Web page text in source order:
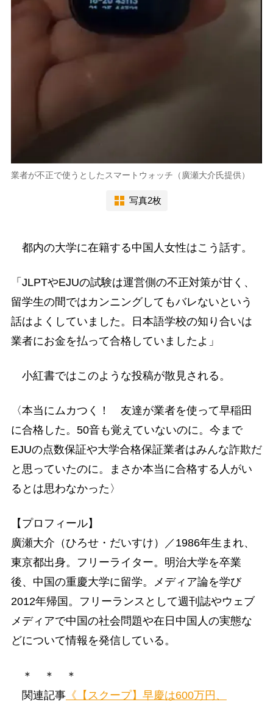
業者が不正で使うとしたスマートウォッチ（廣瀬大介氏提供）
写真2枚
都内の大学に在籍する中国人女性はこう話す。
「JLPTやEJUの試験は運営側の不正対策が甘く、
留学生の間ではカンニングしてもバレないという
話はよくしていました。日本語学校の知り合いは
業者にお金を払って合格していましたよ」
小紅書ではこのような投稿が散見される。
〈本当にムカつく！ 友達が業者を使って早稲田
に合格した。50音も覚えていないのに。今まで
EJUの点数保証や大学合格保証業者はみんな詐欺だ
と思っていたのに。まさか本当に合格する人がい
るとは思わなかった〉
【プロフィール】
廣瀬大介（ひろせ・だいすけ）／1986年生まれ、
東京都出身。フリーライター。明治大学を卒業
後、中国の重慶大学に留学。メディア論を学び
2012年帰国。フリーランスとして週刊誌やウェブ
メディアで中国の社会問題や在日中国人の実態な
どについて情報を発信している。
＊ ＊ ＊
関連記事《【スクープ】早慶は600万円、